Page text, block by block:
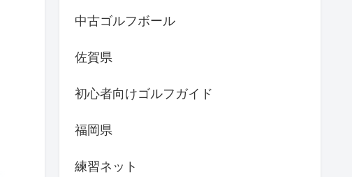
中古ゴルフボール
佐賀県
初心者向けゴルフガイド
福岡県
練習ネット